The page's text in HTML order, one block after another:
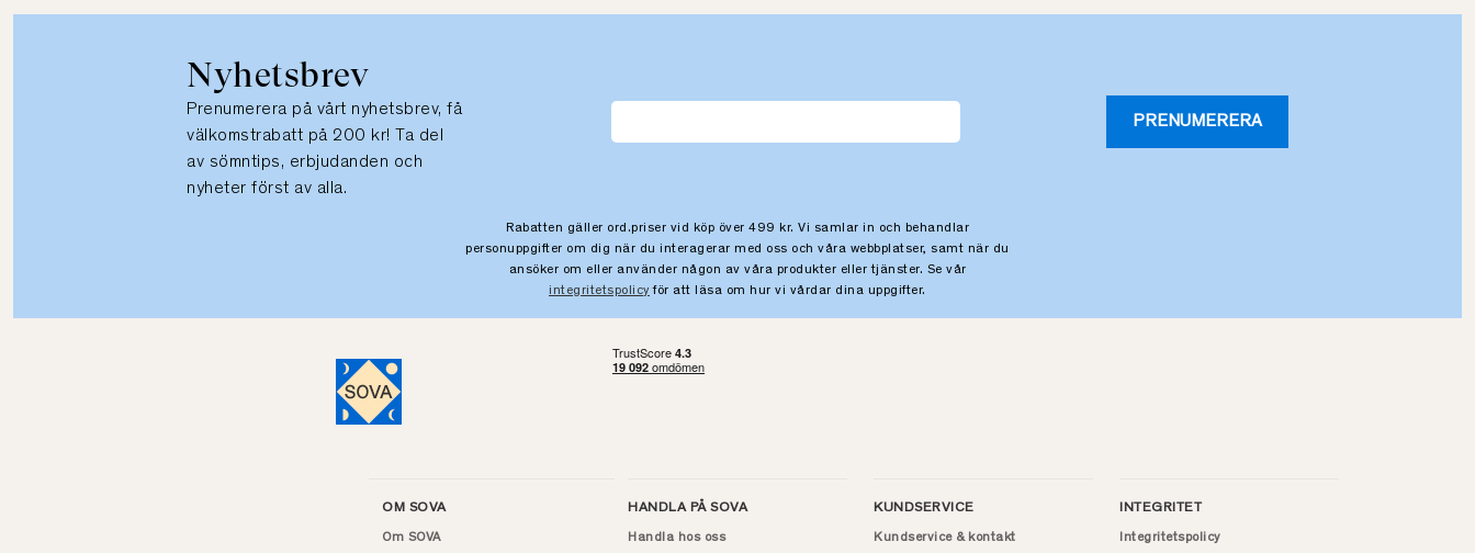
Nyhetsbrev
Prenumerera på vårt nyhetsbrev, få
välkomstrabatt på 200 kr! Ta del
av sömntips, erbjudanden och
nyheter först av alla.
PRENUMERERA
Rabatten gäller ord.priser vid köp över 499 kr. Vi samlar in och behandlar
personuppgifter om dig när du interagerar med oss och våra webbplatser, samt när du
ansöker om eller använder någon av våra produkter eller tjänster. Se vår
integritetspolicy för att läsa om hur vi vårdar dina uppgifter.
OM SOVA
Om SOVA
HANDLA PÅ SOVA
Handla hos oss
KUNDSERVICE
Kundservice & kontakt
INTEGRITET
Integritetspolicy